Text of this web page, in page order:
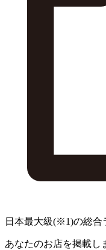
日本最大級(※1)の総合
あなたのお店を掲載し